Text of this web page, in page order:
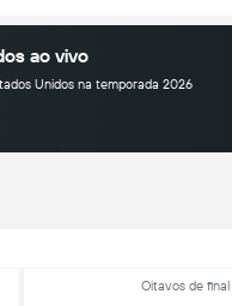
ao vivo
Unidos na temporada 2026
Oitavos de final